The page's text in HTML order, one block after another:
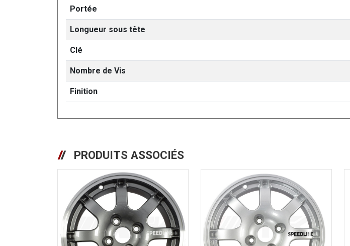
Portée
Longueur sous tête
Clé
Nombre de Vis
Finition
PRODUITS ASSOCIÉS